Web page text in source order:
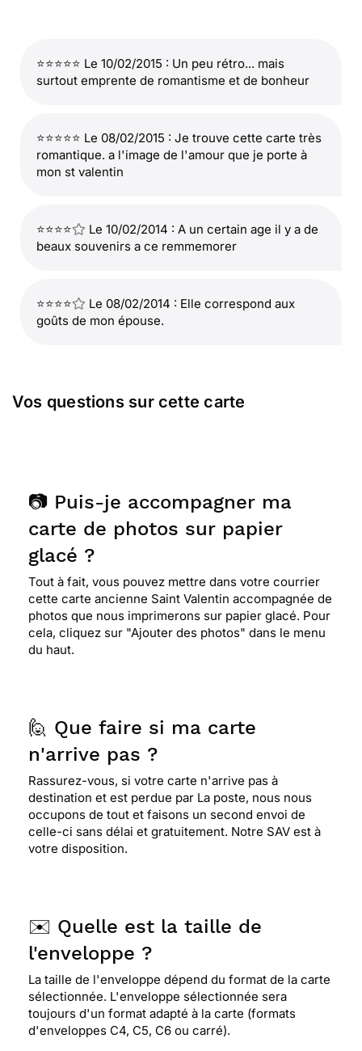
⭐⭐⭐⭐⭐ Le 10/02/2015 : Un peu rétro... mais
surtout emprente de romantisme et de bonheur
⭐⭐⭐⭐⭐ Le 08/02/2015 : Je trouve cette carte très
romantique. a l'image de l'amour que je porte à
mon st valentin
⭐⭐⭐⭐
Le 10/02/2014 : A un certain age il y a de
beaux souvenirs a ce remmemorer
⭐⭐⭐⭐
Le 08/02/2014 : Elle correspond aux
goûts de mon épouse.
Vos questions sur cette carte
📷 Puis-je accompagner ma
carte de photos sur papier
glacé ?
Tout à fait, vous pouvez mettre dans votre courrier
cette carte ancienne Saint Valentin accompagnée de
photos que nous imprimerons sur papier glacé. Pour
cela, cliquez sur "Ajouter des photos" dans le menu
du haut.
🙋 Que faire si ma carte
n'arrive pas ?
Rassurez-vous, si votre carte n'arrive pas à
destination et est perdue par La poste, nous nous
occupons de tout et faisons un second envoi de
celle-ci sans délai et gratuitement. Notre SAV est à
votre disposition.
✉️ Quelle est la taille de
l'enveloppe ?
La taille de l'enveloppe dépend du format de la carte
sélectionnée. L'enveloppe sélectionnée sera
toujours d'un format adapté à la carte (formats
d'enveloppes C4, C5, C6 ou carré).